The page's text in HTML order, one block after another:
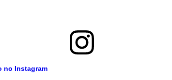
no Instagram